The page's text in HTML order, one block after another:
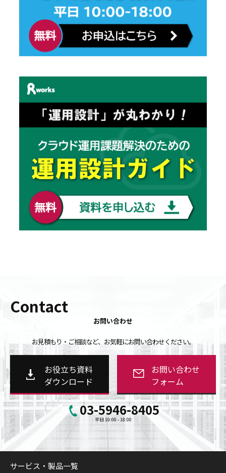
Contact
お問い合わせ
お見積もり・ご相談など、お気軽にお問い合わせください。
お役立ち資料
ダウンロード
お問い合わせ
フォーム
03-5946-8405
平日 10:00 - 18:00
サービス・製品一覧